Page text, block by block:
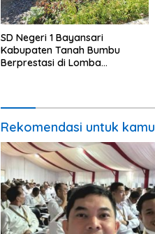
SD Negeri 1 Bayansari
Kabupaten Tanah Bumbu
Berprestasi di Lomba
Rekomendasi untuk kamu